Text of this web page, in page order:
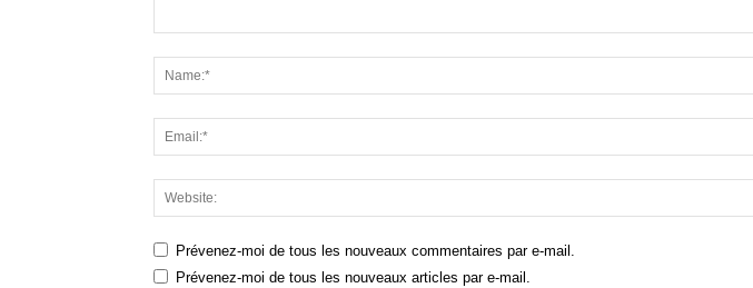
Prévenez-moi de tous les nouveaux commentaires par e-mail.
Prévenez-moi de tous les nouveaux articles par e-mail.